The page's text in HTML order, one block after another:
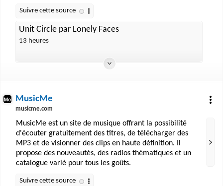
Unit Circle par Lonely Faces
13 heures
MusicMe
musicme.com
MusicMe est un site de musique offrant la possibilité
d'écouter gratuitement des titres, de télécharger des
MP3 et de visionner des clips en haute définition. Il
propose des nouveautés, des radios thématiques et un
catalogue varié pour tous les goûts.